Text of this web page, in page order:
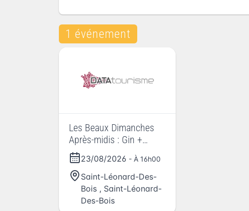
1 événement
Les Beaux Dimanches
Après-midis : Gin +
Chanson Vagabonde
23/08/2026 - À 16h00
Saint-Léonard-Des-
Bois , Saint-Léonard-
Des-Bois